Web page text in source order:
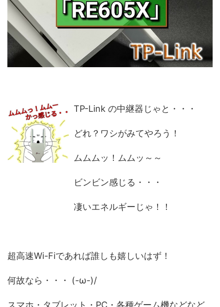
TP-Link の中継器じゃと・・・
どれ？ワシがみてやろう！
ムムムッ！ムムッ～～
ビンビン感じる・・・
凄いエネルギーじゃ！！
超高速Wi-Fiであれば誰しも嬉しいはず！
何故なら・・・ (-ω-)/
スマホ・タブレット・PC・各種ゲーム機などなど